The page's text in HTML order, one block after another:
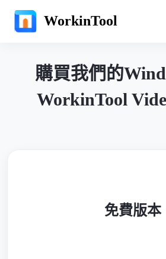
WorkinTool
購買我們的
WorkinTool
免費版本